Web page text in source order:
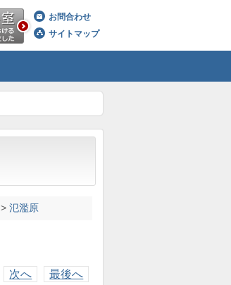
お問合わせ
サイトマップ
> 氾濫原
次へ
最後へ